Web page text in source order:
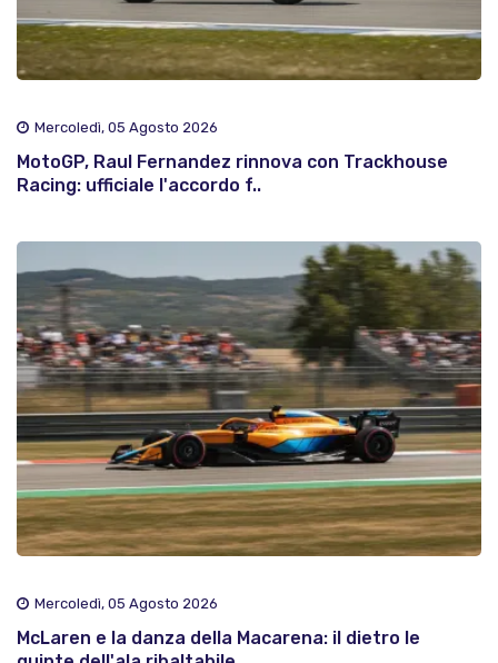
Mercoledì, 05 Agosto 2026
MotoGP, Raul Fernandez rinnova con Trackhouse
Racing: ufficiale l'accordo f..
Mercoledì, 05 Agosto 2026
McLaren e la danza della Macarena: il dietro le